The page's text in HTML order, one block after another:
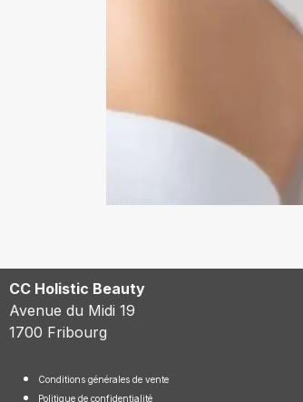
Conditions générales de vente
Politique de confidentialité
CC Holistic Beauty
Avenue du Midi 19
1700 Fribourg